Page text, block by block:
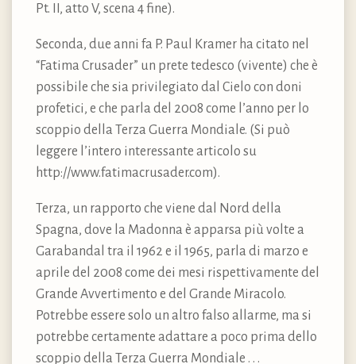
Pt. II, atto V, scena 4 fine).
Seconda, due anni fa P. Paul Kramer ha citato nel
“Fatima Crusader” un prete tedesco (vivente) che è
possibile che sia privilegiato dal Cielo con doni
profetici, e che parla del 2008 come l’anno per lo
scoppio della Terza Guerra Mondiale. (Si può
leggere l’intero interessante articolo su
http://www.fatimacrusader.com).
Terza, un rapporto che viene dal Nord della
Spagna, dove la Madonna è apparsa più volte a
Garabandal tra il 1962 e il 1965, parla di marzo e
aprile del 2008 come dei mesi rispettivamente del
Grande Avvertimento e del Grande Miracolo.
Potrebbe essere solo un altro falso allarme, ma si
potrebbe certamente adattare a poco prima dello
scoppio della Terza Guerra Mondiale . . .